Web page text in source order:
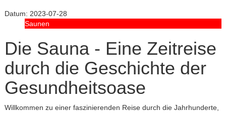
Datum: 2023-07-28
Saunen
Die Sauna - Eine Zeitreise
durch die Geschichte der
Gesundheitsoase
Willkommen zu einer faszinierenden Reise durch die Jahrhunderte,